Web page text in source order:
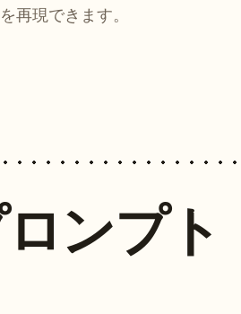
再現できます。
ンプト